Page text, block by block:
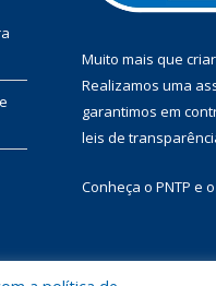
Muito mais que
Realizamos uma
garantimos em
leis de
Conheça o PNTP e o